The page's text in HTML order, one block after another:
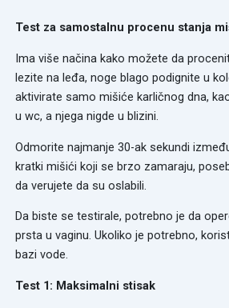
Test za samostalnu procenu stanja
Ima više načina kako možete da
lezite na leđa, noge blago podignite u
aktivirate samo mišiće karličnog dna,
u wc, a njega nigde u blizini.
Odmorite najmanje 30-ak sekundi
kratki mišići koji se brzo zamaraju,
da verujete da su oslabili.
Da biste se testirale, potrebno je da
prsta u vaginu. Ukoliko je potrebno,
bazi vode.
Test 1: Maksimalni stisak